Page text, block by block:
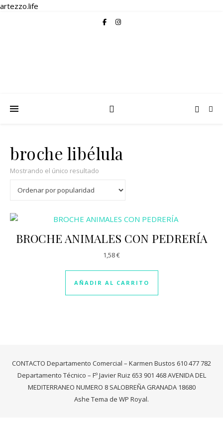
artezzo.life
broche libélula
Mostrando el único resultado
BROCHE ANIMALES CON PEDRERÍA
1,58€
AÑADIR AL CARRITO
CONTACTO Departamento Comercial – Karmen Bustos 610 477 782
Departamento Técnico – Fº Javier Ruiz 653 901 468 AVENIDA DEL
MEDITERRANEO NUMERO 8 SALOBREÑA GRANADA 18680
Ashe Tema de WP Royal.